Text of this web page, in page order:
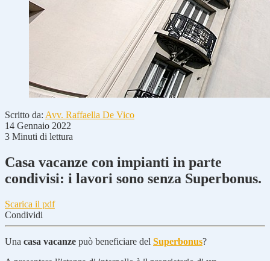
Scritto da: Avv. Raffaella De Vico
14 Gennaio 2022
3 Minuti di lettura
Casa vacanze con impianti in parte
condivisi: i lavori sono senza Superbonus.
Scarica il pdf
Condividi
Una casa vacanze può beneficiare del Superbonus?